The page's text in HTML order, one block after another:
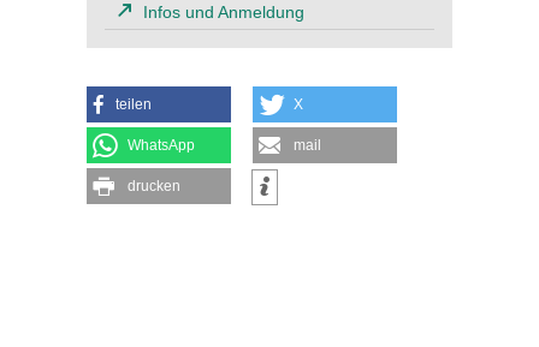
Infos und Anmeldung
teilen X
WhatsApp mail
drucken